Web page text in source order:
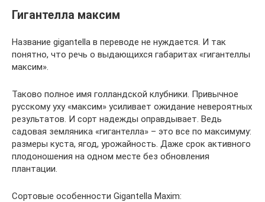
Гигантелла максим
Название gigantella в переводе не нуждается. И так
понятно, что речь о выдающихся габаритах «гигантеллы
максим».
Таково полное имя голландской клубники. Привычное
русскому уху «максим» усиливает ожидание невероятных
результатов. И сорт надежды оправдывает. Ведь
садовая земляника «гигантелла» – это все по максимуму:
размеры куста, ягод, урожайность. Даже срок активного
плодоношения на одном месте без обновления
плантации.
Сортовые особенности Gigantella Maxim: